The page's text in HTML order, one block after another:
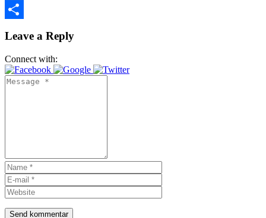
Email
Leave a Reply
Connect with: